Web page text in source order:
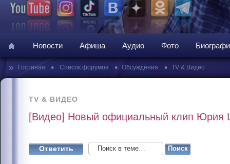
Новости Афиша Аудио Фото
» Гостиная • Список форумов • Обсуждения • TV & Видео
TV & ВИДЕО
[Видео] Новый официальный клип Юрия
Ответить